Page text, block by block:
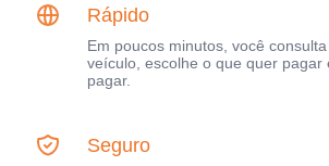
Rápido
Em poucos minutos, você
veículo, escolhe o que quer pagar
pagar.
Seguro